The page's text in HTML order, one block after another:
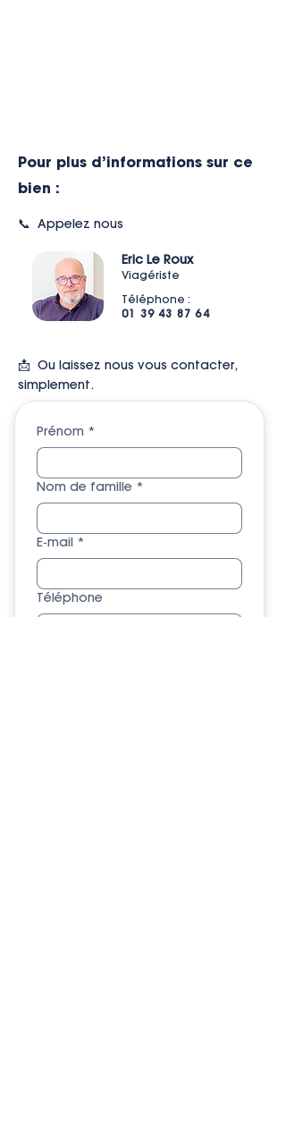
Pour plus d’informations sur ce
bien :
📞 Appelez nous
Eric Le Roux
Viagériste
Téléphone :
01 39 43 87 64
📩 Ou laissez nous vous contacter,
simplement.
Prénom *
Nom de famille *
E‑mail *
Téléphone